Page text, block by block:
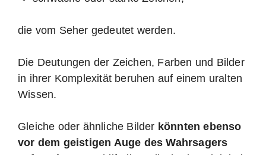
die vom Seher gedeutet werden.
Die Deutungen der Zeichen, Farben und Bilder
in ihrer Komplexität beruhen auf einem uralten
Wissen.
Gleiche oder ähnliche Bilder könnten ebenso
vor dem geistigen Auge des Wahrsagers